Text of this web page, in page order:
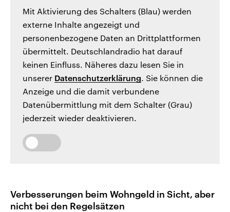
Mit Aktivierung des Schalters (Blau) werden
externe Inhalte angezeigt und
personenbezogene Daten an Drittplattformen
übermittelt. Deutschlandradio hat darauf
keinen Einfluss. Näheres dazu lesen Sie in
unserer Datenschutzerklärung. Sie können die
Anzeige und die damit verbundene
Datenübermittlung mit dem Schalter (Grau)
jederzeit wieder deaktivieren.
Verbesserungen beim Wohngeld in Sicht, aber
nicht bei den Regelsätzen